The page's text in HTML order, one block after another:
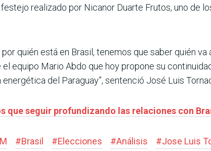
realizado por Nicanor Duarte Frutos, uno de
quién está en Brasil, tenemos que saber quién
equipo Mario Abdo que hoy propone su
del Paraguay”, sentenció José Luis
que seguir profundizando las relaciones con
#Brasil #Elecciones #Análisis #Jose Luis